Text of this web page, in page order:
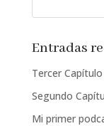
Entradas
Tercer
Segundo
Mi primer